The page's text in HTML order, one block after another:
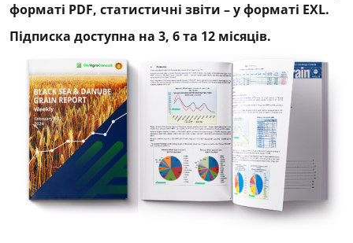
форматі PDF, статистичні звіти – у форматі EXL.
Підписка доступна на 3, 6 та 12 місяців.